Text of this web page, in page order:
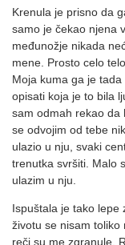
Krenula je prisno da
samo je čekao njena
međunožje nikada
mene. Prosto celo
Moja kuma ga je
opisati koja je to bila
sam odmah rekao da
se odvojim od tebe
ulazio u nju, svaki
trenutka svršiti. Malo
ulazim u nju.
Ispuštala je tako lepe
životu se nisam toliko
reči su me zgranule.